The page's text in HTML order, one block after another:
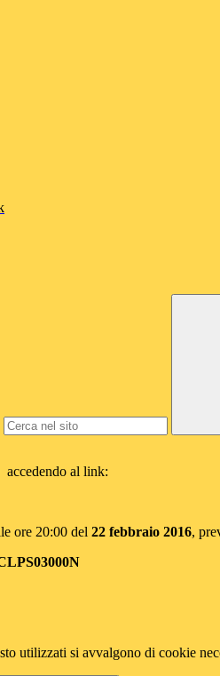
accedendo al link:
ore 20:00 del 22 febbraio 2016,
utilizzati si avvalgono di cookie